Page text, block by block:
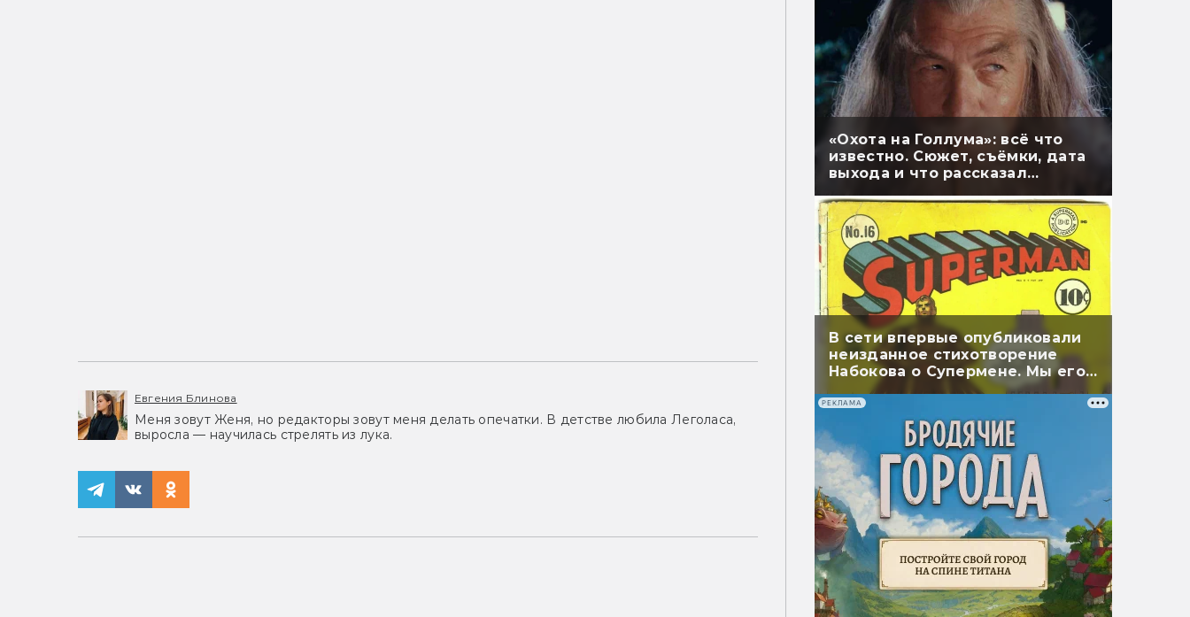
Евгения Блинова
Меня зовут Женя, но редакторы зовут меня делать опечатки. В детстве любила Леголаса,
выросла — научилась стрелять из лука.
«Охота на Голлума»: всё что
известно. Сюжет, съёмки, дата
выхода и что рассказал
В сети впервые опубликовали
неизданное стихотворение
Набокова о Супермене. Мы его
перевели
РЕКЛАМА